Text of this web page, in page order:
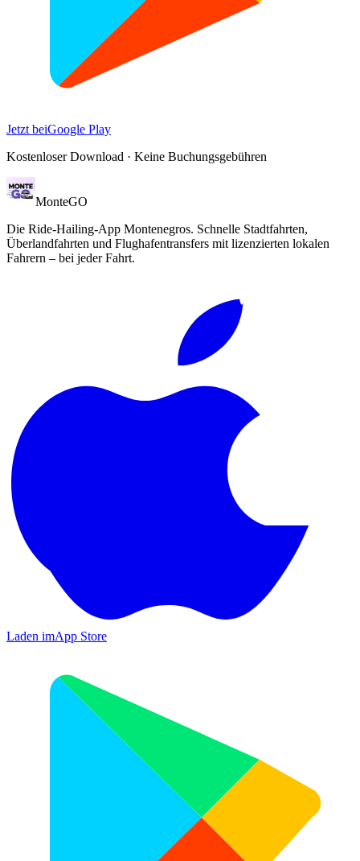
Jetzt beiGoogle Play
Kostenloser Download · Keine Buchungsgebühren
MonteGO
Die Ride-Hailing-App Montenegros. Schnelle Stadtfahrten,
Überlandfahrten und Flughafentransfers mit lizenzierten lokalen
Fahrern – bei jeder Fahrt.
Laden imApp Store